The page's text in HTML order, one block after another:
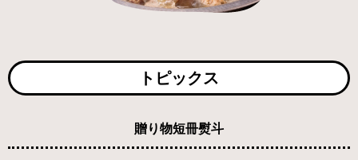
トピックス
贈り物短冊熨斗